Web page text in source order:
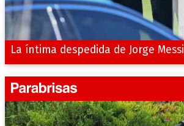
La íntima despedida de Jorge Messi